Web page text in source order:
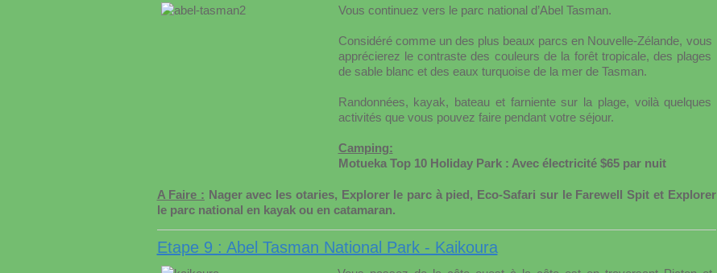
Vous continuez vers le parc national d’Abel Tasman.
Considéré comme un des plus beaux parcs en Nouvelle-Zélande, vous
apprécierez le contraste des couleurs de la forêt tropicale, des plages
de sable blanc et des eaux turquoise de la mer de Tasman.
Randonnées, kayak, bateau et farniente sur la plage, voilà quelques
activités que vous pouvez faire pendant votre séjour.
Camping:
Motueka Top 10 Holiday Park : Avec électricité $65 par nuit
A Faire : Nager avec les otaries, Explorer le parc à pied, Eco-Safari sur le Farewell Spit et Explorer
le parc national en kayak ou en catamaran.
Etape 9 : Abel Tasman National Park - Kaikoura